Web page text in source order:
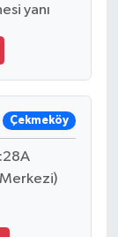
yanı
Çekmeköy
Merkezi)